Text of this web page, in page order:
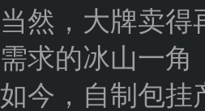
当然，大牌卖得
需求的冰山一角
如今，自制包挂